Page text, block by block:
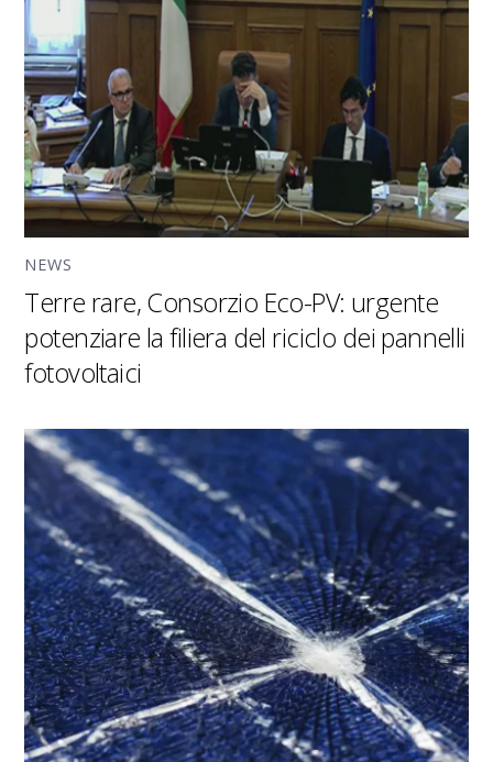
NEWS
Terre rare, Consorzio Eco-PV: urgente
potenziare la filiera del riciclo dei pannelli
fotovoltaici